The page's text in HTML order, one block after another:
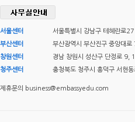
서울센터 서울특별시 강남구 테헤란로
부산센터
부산광역시 부산진구 중앙대
창원센터
경남 창원시 성산구 단정로 9,
청주센터
충청북도 청주시 흥덕구 서현
제휴문의 business@embassyedu.com